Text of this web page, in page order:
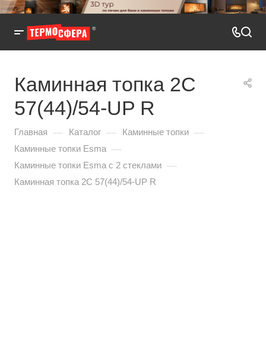
Каминная топка 2С
57(44)/54-UP R
Главная — Каталог — Каминные топки —
Каминные топки Esma —
Каминные топки Esma с 2 стеклами —
Каминная топка 2С 57(44)/54-UP R